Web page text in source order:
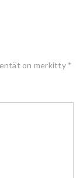
on merkitty *